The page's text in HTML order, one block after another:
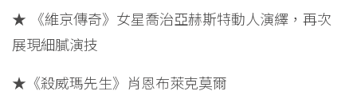
★ 《維京傳奇》女星喬治亞赫斯特動人演繹，再次
展現細膩演技
★《殺威瑪先生》肖恩布萊克莫爾